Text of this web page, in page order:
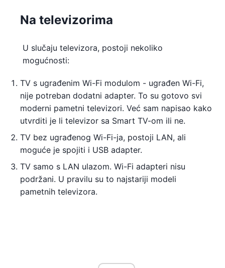
Na televizorima
U slučaju televizora, postoji nekoliko
mogućnosti:
TV s ugrađenim Wi-Fi modulom - ugrađen Wi-Fi,
nije potreban dodatni adapter. To su gotovo svi
moderni pametni televizori. Već sam napisao kako
utvrditi je li televizor sa Smart TV-om ili ne.
TV bez ugrađenog Wi-Fi-ja, postoji LAN, ali
moguće je spojiti i USB adapter.
TV samo s LAN ulazom. Wi-Fi adapteri nisu
podržani. U pravilu su to najstariji modeli
pametnih televizora.